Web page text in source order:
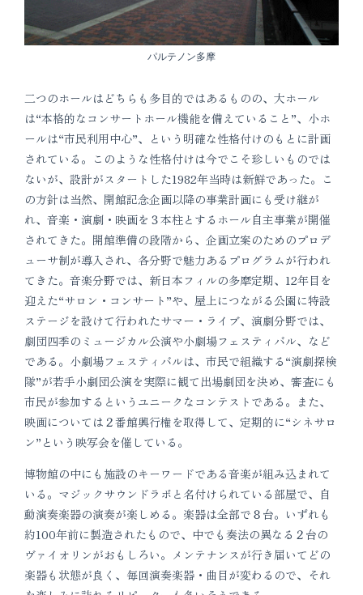
パルテノン多摩
二つのホールはどちらも多目的ではあるものの、大ホール
は“本格的なコンサートホール機能を備えていること”、小ホ
ールは“市民利用中心”、という明確な性格付けのもとに計画
されている。このような性格付けは今でこそ珍しいものでは
ないが、設計がスタートした1982年当時は新鮮であった。こ
の方針は当然、開館記念企画以降の事業計画にも受け継が
れ、音楽・演劇・映画を３本柱とするホール自主事業が開催
されてきた。開館準備の段階から、企画立案のためのプロデ
ューサ制が導入され、各分野で魅力あるプログラムが行われ
てきた。音楽分野では、新日本フィルの多摩定期、12年目を
迎えた“サロン・コンサート”や、屋上につながる公園に特設
ステージを設けて行われたサマー・ライブ、演劇分野では、
劇団四季のミュージカル公演や小劇場フェスティバル、など
である。小劇場フェスティバルは、市民で組織する“演劇探検
隊”が若手小劇団公演を実際に観て出場劇団を決め、審査にも
市民が参加するというユニークなコンテストである。また、
映画については２番館興行権を取得して、定期的に“シネサロ
ン”という映写会を催している。
博物館の中にも施設のキーワードである音楽が組み込まれて
いる。マジックサウンドラボと名付けられている部屋で、自
動演奏楽器の演奏が楽しめる。楽器は全部で８台。いずれも
約100年前に製造されたもので、中でも奏法の異なる２台の
ヴァイオリンがおもしろい。メンテナンスが行き届いてどの
楽器も状態が良く、毎回演奏楽器・曲目が変わるので、それ